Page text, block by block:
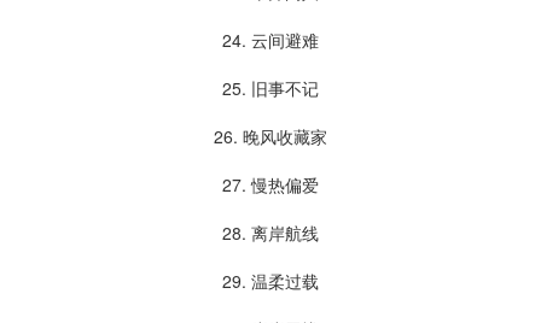
24. 云间避难
25. 旧事不记
26. 晚风收藏家
27. 慢热偏爱
28. 离岸航线
29. 温柔过载